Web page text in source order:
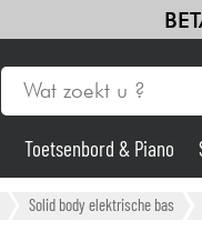
Toetsenbord & Piano
Solid body elektrische bas